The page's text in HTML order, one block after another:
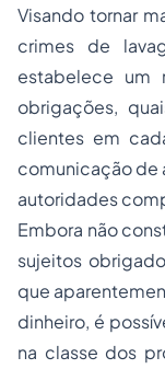
Visando tornar
crimes de
estabelece um
obrigações,
clientes em
comunicação de
autoridades
Embora não
sujeitos
que
dinheiro, é
na classe dos